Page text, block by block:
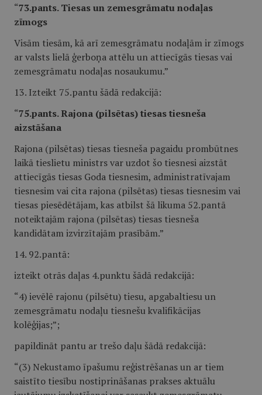
“73.pants. Tiesas un zemesgrāmatu nodaļas
zīmogs
Visām tiesām, kā arī zemesgrāmatu nodaļām ir zīmogs
ar valsts lielā ģerboņa attēlu un attiecīgās tiesas vai
zemesgrāmatu nodaļas nosaukumu.”
13. Izteikt 75.pantu šādā redakcijā:
“75.pants. Rajona (pilsētas) tiesas tiesneša
aizstāšana
Rajona (pilsētas) tiesas tiesneša pagaidu prombūtnes
laikā tieslietu ministrs var uzdot šo tiesnesi aizstāt
attiecīgās tiesas Goda tiesnesim, administratīvajam
tiesnesim vai cita rajona (pilsētas) tiesas tiesnesim vai
tiesas piesēdētājam, kas atbilst šā likuma 52.pantā
noteiktajām rajona (pilsētas) tiesas tiesneša
kandidātam izvirzītajām prasībām.”
14. 92.pantā:
izteikt otrās daļas 4.punktu šādā redakcijā:
“4) ievēlē rajonu (pilsētu) tiesu, apgabaltiesu un
zemesgrāmatu nodaļu tiesnešu kvalifikācijas
kolēģijas;”;
papildināt pantu ar trešo daļu šādā redakcijā:
“(3) Nekustamo īpašumu reģistrēšanas un ar tiem
saistīto tiesību nostiprināšanas prakses aktuālu